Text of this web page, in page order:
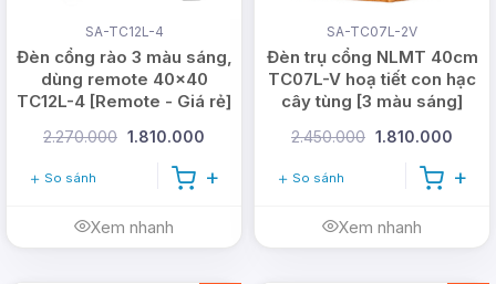
SA-TC12L-4
Đèn cổng rào 3 màu sáng,
dùng remote 40x40
TC12L-4 [Remote - Giá rẻ]
2.270.000 1.810.000
So sánh
Xem nhanh
SA-TC07L-2V
Đèn trụ cổng NLMT 40cm
TC07L-V hoạ tiết con hạc
cây tùng [3 màu sáng]
2.450.000 1.810.000
So sánh
Xem nhanh